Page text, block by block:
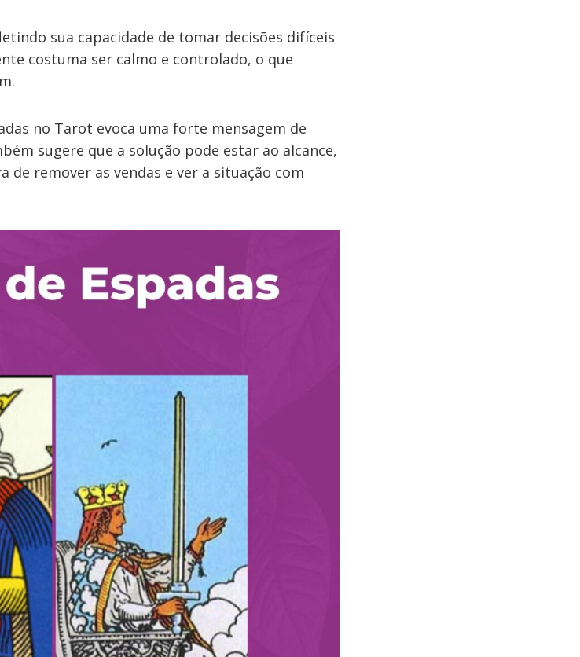
sua capacidade de tomar decisões difíceis
costuma ser calmo e controlado, o que
no Tarot evoca uma forte mensagem de
sugere que a solução pode estar ao alcance,
de remover as vendas e ver a situação com